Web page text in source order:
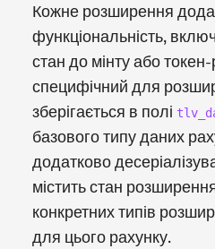
Кожне розширення
функціональність,
стан до мінту або
специфічний для
зберігається в полі
базового типу даних
додатково
містить стан
конкретних типів
для цього рахунку.